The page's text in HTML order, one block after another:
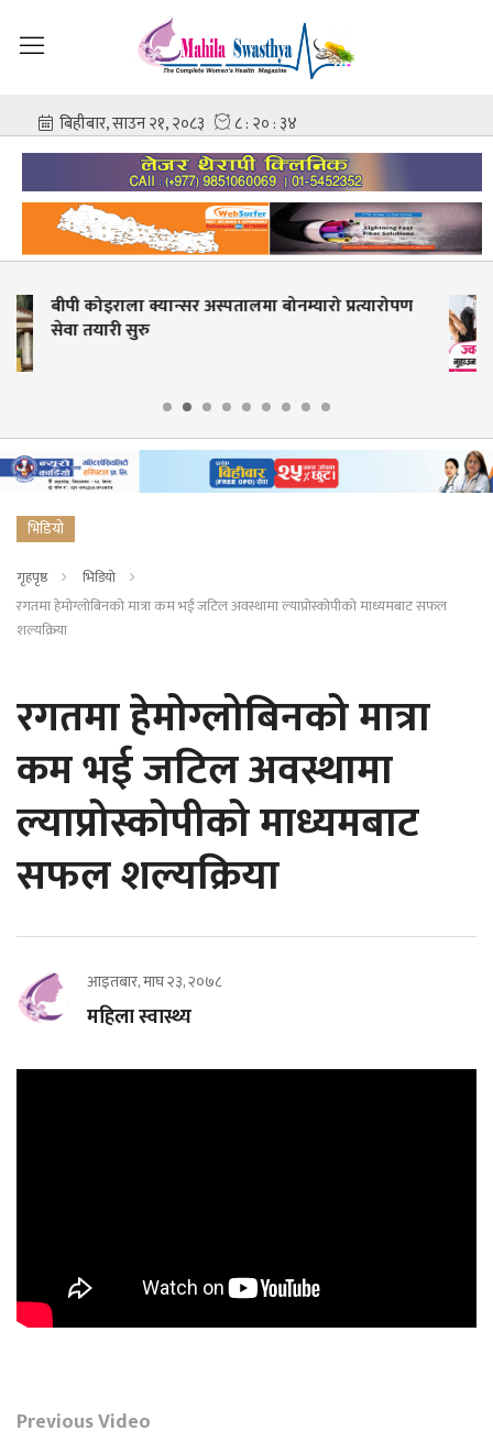
बोनम्यारो प्रत्यारोपण ज्वरो आउँदा नुहाउन
भिडियो
गृहपृष्ठ
भिडियो
रगतमा हेमोग्लोबिनको मात्रा कम भई जटिल अवस्थामा ल्याप्रोस्कोपीको माध्यमबाट सफल
शल्यक्रिया
रगतमा हेमोग्लोबिनको मात्रा
कम भई जटिल अवस्थामा
ल्याप्रोस्कोपीको माध्यमबाट
सफल शल्यक्रिया
आइतबार, माघ २३, २०७८
महिला स्वास्थ्य
Previous Video